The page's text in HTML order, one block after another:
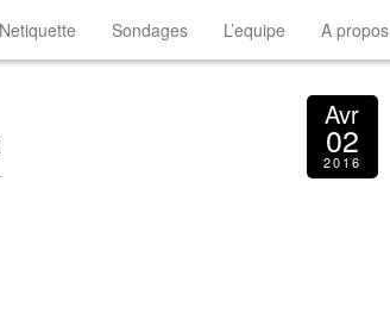
Netiquette Sondages L’equipe A propos
Avr
02
2016